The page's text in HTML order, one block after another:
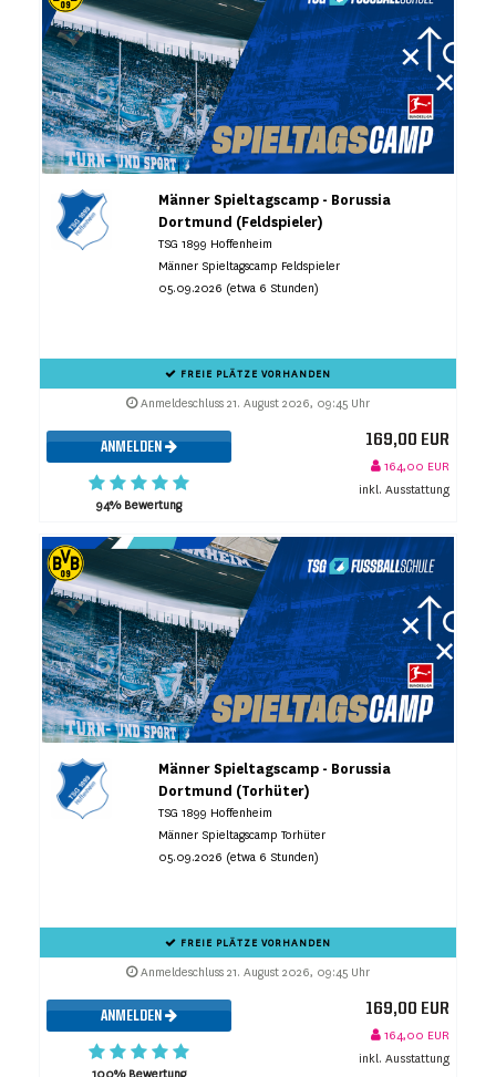
Männer Spieltagscamp - Borussia
Dortmund (Feldspieler)
TSG 1899 Hoffenheim
Männer Spieltagscamp Feldspieler
05.09.2026 (etwa 6 Stunden)
FREIE PLÄTZE VORHANDEN
Anmeldeschluss 21. August 2026, 09:45 Uhr
ANMELDEN
94% Bewertung
169,00 EUR
164,00 EUR
inkl. Ausstattung
Männer Spieltagscamp - Borussia
Dortmund (Torhüter)
TSG 1899 Hoffenheim
Männer Spieltagscamp Torhüter
05.09.2026 (etwa 6 Stunden)
FREIE PLÄTZE VORHANDEN
Anmeldeschluss 21. August 2026, 09:45 Uhr
ANMELDEN 169,00 EUR
164,00 EUR
inkl. Ausstattung